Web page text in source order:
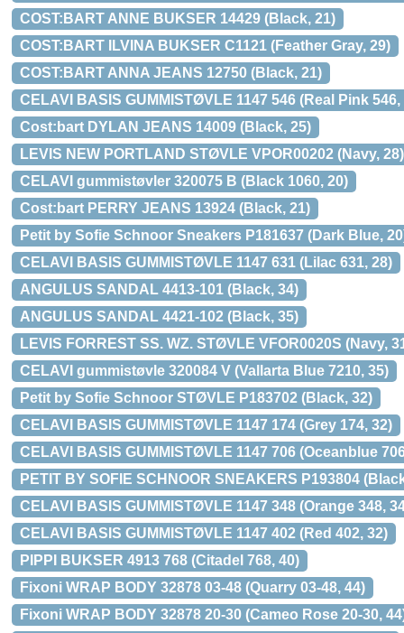
COST:BART ANNE BUKSER 14429 (Black, 21)
COST:BART ILVINA BUKSER C1121 (Feather Gray, 29)
COST:BART ANNA JEANS 12750 (Black, 21)
CELAVI BASIS GUMMISTØVLE 1147 546 (Real Pink 546,
Cost:bart DYLAN JEANS 14009 (Black, 25)
LEVIS NEW PORTLAND STØVLE VPOR00202 (Navy, 28)
CELAVI gummistøvler 320075 B (Black 1060, 20)
Cost:bart PERRY JEANS 13924 (Black, 21)
Petit by Sofie Schnoor Sneakers P181637 (Dark Blue,
CELAVI BASIS GUMMISTØVLE 1147 631 (Lilac 631, 28)
ANGULUS SANDAL 4413-101 (Black, 34)
ANGULUS SANDAL 4421-102 (Black, 35)
LEVIS FORREST SS. WZ. STØVLE VFOR0020S (Navy,
CELAVI gummistøvle 320084 V (Vallarta Blue 7210, 35)
Petit by Sofie Schnoor STØVLE P183702 (Black, 32)
CELAVI BASIS GUMMISTØVLE 1147 174 (Grey 174, 32)
CELAVI BASIS GUMMISTØVLE 1147 706 (Oceanblue
PETIT BY SOFIE SCHNOOR SNEAKERS P193804
CELAVI BASIS GUMMISTØVLE 1147 348 (Orange 348,
CELAVI BASIS GUMMISTØVLE 1147 402 (Red 402, 32)
PIPPI BUKSER 4913 768 (Citadel 768, 40)
Fixoni WRAP BODY 32878 03-48 (Quarry 03-48, 44)
Fixoni WRAP BODY 32878 20-30 (Cameo Rose 20-30,